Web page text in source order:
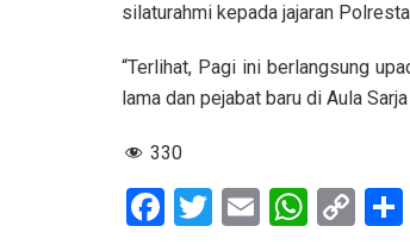
silaturahmi kepada jajaran Polresta
“Terlihat, Pagi ini berlangsung
lama dan pejabat baru di Aula
330
F
T
E
W C